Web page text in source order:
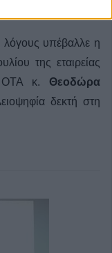
υπέβαλλε η
της εταιρείας
ΟΤΑ κ. Θεοδώρα
δεκτή στη